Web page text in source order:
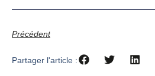
Précédent
Partager l'article :